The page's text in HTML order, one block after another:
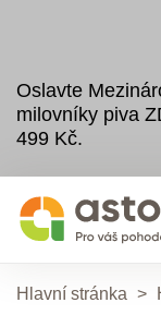
Oslavte
milovníky piva
499 Kč.
Hlavní stránka >